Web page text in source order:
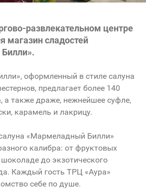
развлекательном центре
магазин сладостей
оформленный в стиле салуна
предлагает более 140
а также драже, нежнейшее суфле,
карамель и лакрицу.
«Мармеладный Билли»
калибра: от фруктовых
до экзотического
Каждый гость ТРЦ «Аура»
себе по душе.